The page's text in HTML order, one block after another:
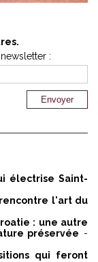
:
électrise Saint-
rencontre l'art du
: une autre
préservée -
qui feront